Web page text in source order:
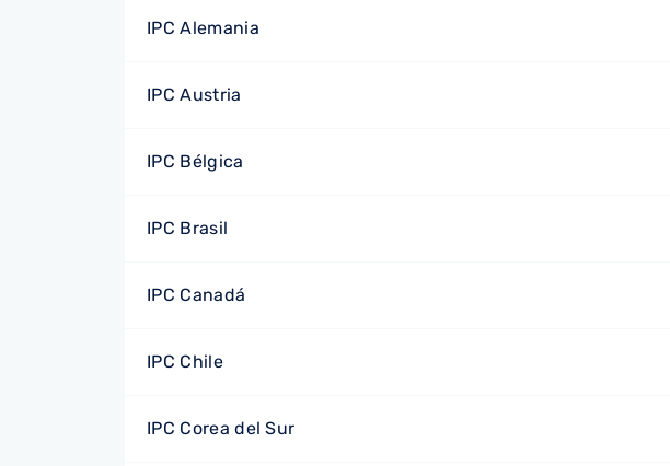
IPC Alemania
IPC Austria
IPC Bélgica
IPC Brasil
IPC Canadá
IPC Chile
IPC Corea del Sur